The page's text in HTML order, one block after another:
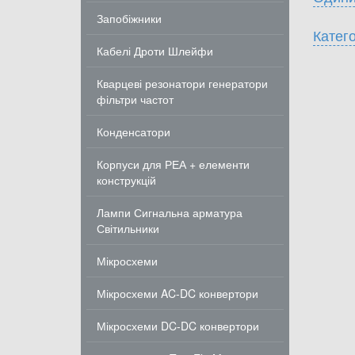
Запобіжники
Кабелі Дроти Шлейфи
Кварцеві резонатори генератори
фільтри частот
Конденсатори
Корпуси для РЕА + елементи
конструкцій
Лампи Сигнальна арматура
Світильники
Мікросхеми
Мікросхеми AC-DC конвертори
Мікросхеми DC-DC конвертори